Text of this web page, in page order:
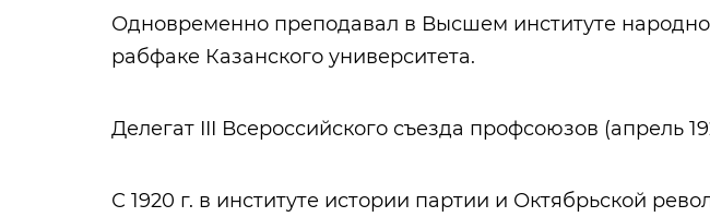
Одновременно преподавал в Высшем институте
рабфаке Казанского университета.
Делегат III Всероссийского съезда профсоюзов (апрель
С 1920 г. в институте истории партии и Октябрьской